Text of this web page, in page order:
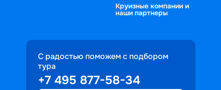
Круизные компании и
наши партнеры
С радостью поможем с подбором
тура
+7 495 877-58-34